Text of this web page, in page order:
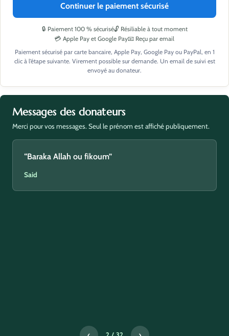
Continuer le paiement sécurisé
🔒 Paiement 100 % sécurisé🔓 Résiliable à tout moment
💳 Apple Pay et Google Pay📧 Reçu par email
Paiement sécurisé par carte bancaire, Apple Pay, Google Pay ou PayPal, en 1
clic à l’étape suivante. Virement possible sur demande. Un email de suivi est
envoyé au donateur.
Messages des donateurs
Merci pour vos messages. Seul le prénom est affiché publiquement.
“Baraka Allah ou fikoum”
Said